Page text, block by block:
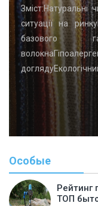
Зміст:Натуральні
ситуації на
базового
Особые
Рейтинг
ТОП